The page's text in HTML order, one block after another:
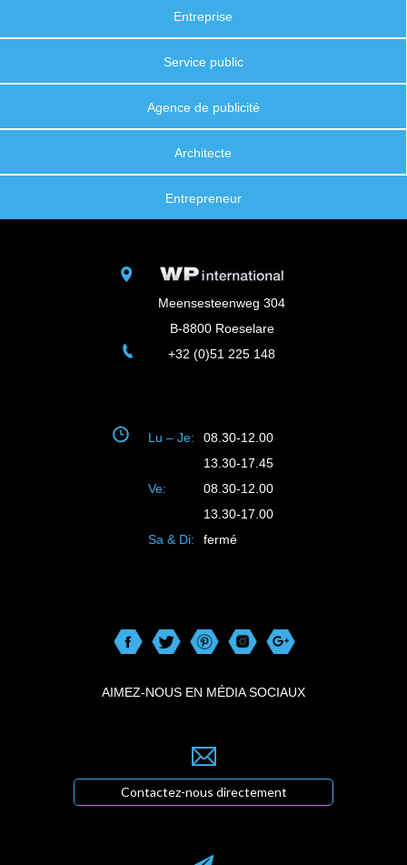
Entreprise
Service public
Agence de publicité
Architecte
Entrepreneur
Meensesteenweg 304
B-8800 Roeselare
+32 (0)51 225 148
Lu – Je:
08.30-12.00
13.30-17.45
Ve:
08.30-12.00
13.30-17.00
Sa & Di:
fermé
AIMEZ-NOUS EN MÉDIA SOCIAUX
Contactez-nous directement